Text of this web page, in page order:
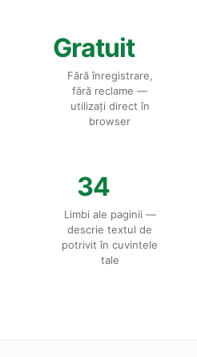
Gratuit
Fără înregistrare,
fără reclame —
utilizați direct în
browser
34
Limbi ale paginii —
descrie textul de
potrivit în cuvintele
tale